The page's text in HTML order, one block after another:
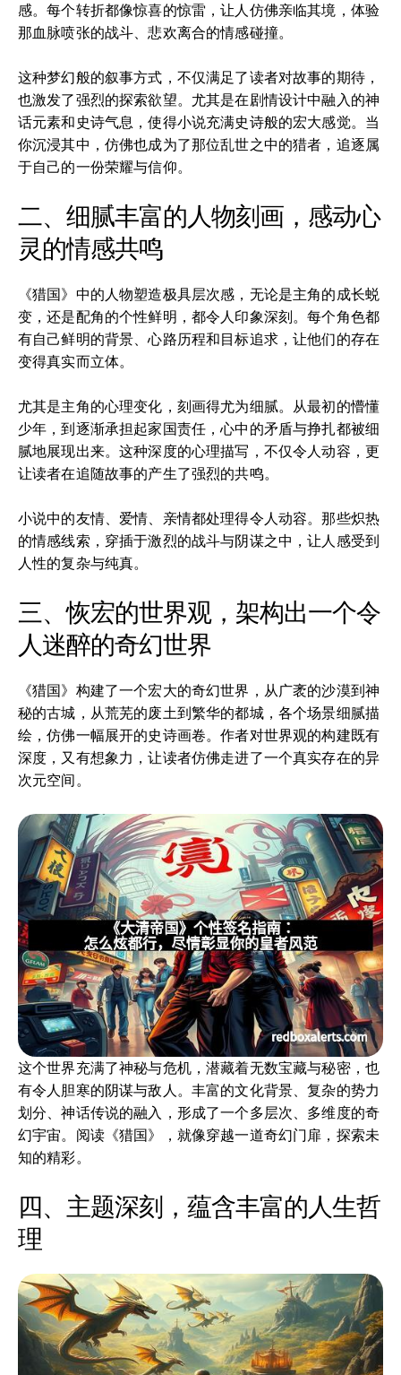
感。每个转折都像惊喜的惊雷，让人仿佛亲临其境，体验
那血脉喷张的战斗、悲欢离合的情感碰撞。
这种梦幻般的叙事方式，不仅满足了读者对故事的期待，
也激发了强烈的探索欲望。尤其是在剧情设计中融入的神
话元素和史诗气息，使得小说充满史诗般的宏大感觉。当
你沉浸其中，仿佛也成为了那位乱世之中的猎者，追逐属
于自己的一份荣耀与信仰。
二、细腻丰富的人物刻画，感动心
灵的情感共鸣
《猎国》中的人物塑造极具层次感，无论是主角的成长蜕
变，还是配角的个性鲜明，都令人印象深刻。每个角色都
有自己鲜明的背景、心路历程和目标追求，让他们的存在
变得真实而立体。
尤其是主角的心理变化，刻画得尤为细腻。从最初的懵懂
少年，到逐渐承担起家国责任，心中的矛盾与挣扎都被细
腻地展现出来。这种深度的心理描写，不仅令人动容，更
让读者在追随故事的产生了强烈的共鸣。
小说中的友情、爱情、亲情都处理得令人动容。那些炽热
的情感线索，穿插于激烈的战斗与阴谋之中，让人感受到
人性的复杂与纯真。
三、恢宏的世界观，架构出一个令
人迷醉的奇幻世界
《猎国》构建了一个宏大的奇幻世界，从广袤的沙漠到神
秘的古城，从荒芜的废土到繁华的都城，各个场景细腻描
绘，仿佛一幅展开的史诗画卷。作者对世界观的构建既有
深度，又有想象力，让读者仿佛走进了一个真实存在的异
次元空间。
这个世界充满了神秘与危机，潜藏着无数宝藏与秘密，也
有令人胆寒的阴谋与敌人。丰富的文化背景、复杂的势力
划分、神话传说的融入，形成了一个多层次、多维度的奇
幻宇宙。阅读《猎国》，就像穿越一道奇幻门扉，探索未
知的精彩。
四、主题深刻，蕴含丰富的人生哲
理